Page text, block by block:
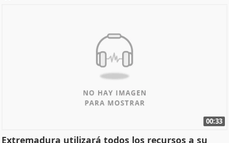
00:33
Extremadura utilizará todos los recursos a su